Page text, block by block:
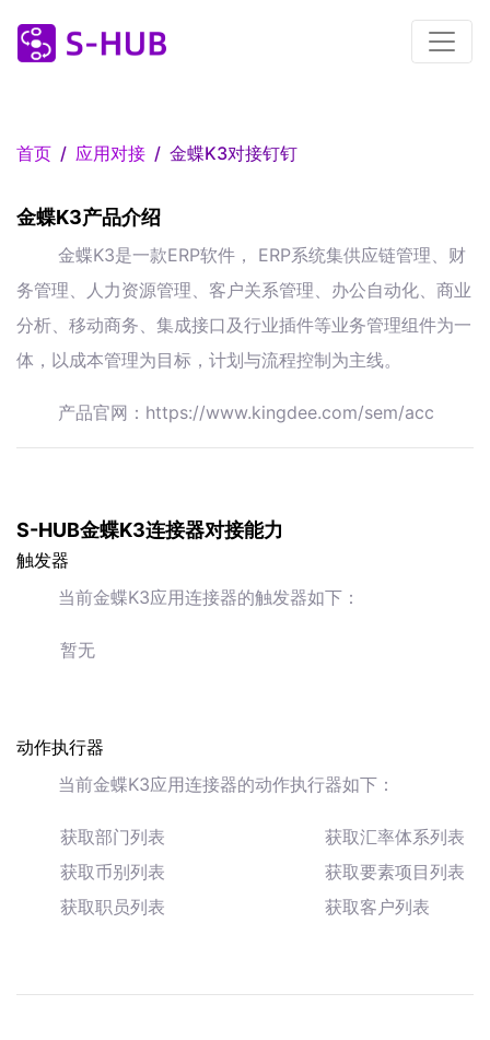
首页 应用对接 金蝶K3对接钉钉
金蝶K3产品介绍
金蝶K3是一款ERP软件， ERP系统集供应链管理、财
务管理、人力资源管理、客户关系管理、办公自动化、商业
分析、移动商务、集成接口及行业插件等业务管理组件为一
体，以成本管理为目标，计划与流程控制为主线。
产品官网：https://www.kingdee.com/sem/acc
S-HUB金蝶K3连接器对接能力
触发器
当前金蝶K3应用连接器的触发器如下：
暂无
动作执行器
当前金蝶K3应用连接器的动作执行器如下：
获取部门列表
获取币别列表
获取职员列表
获取汇率体系列表
获取要素项目列表
获取客户列表